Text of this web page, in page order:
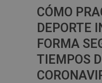
CÓMO
DEPORTE
FORMA
TIEMPOS